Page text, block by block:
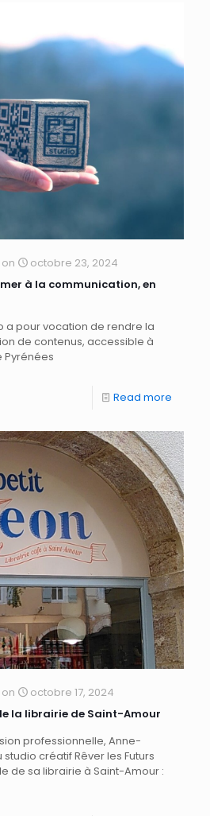
on
octobre 23, 2024
à la communication, en
a pour vocation de rendre la
de contenus, accessible à
Pyrénées
Read more
on
octobre 17, 2024
la librairie de Saint-Amour
professionnelle, Anne-
créatif Rêver les Futurs
de sa librairie à Saint-Amour :